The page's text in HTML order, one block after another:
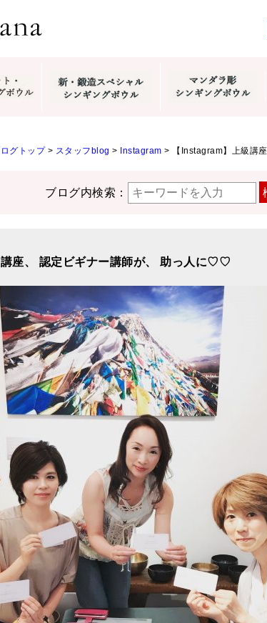
グトップ> スタッフblog > Instagram > 【Instagram】上級講
ブログ内検索：
座、 認定ビギナー講師が、 助っ人に♡♡